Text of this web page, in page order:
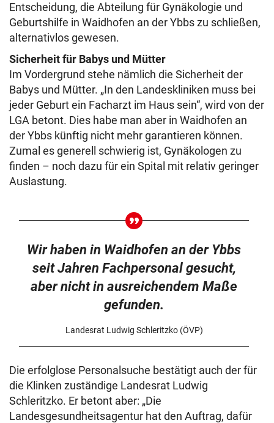
Entscheidung, die Abteilung für Gynäkologie und
Geburtshilfe in Waidhofen an der Ybbs zu schließen,
alternativlos gewesen.
Sicherheit für Babys und Mütter
Im Vordergrund stehe nämlich die Sicherheit der
Babys und Mütter. „In den Landeskliniken muss bei
jeder Geburt ein Facharzt im Haus sein“, wird von der
LGA betont. Dies habe man aber in Waidhofen an
der Ybbs künftig nicht mehr garantieren können.
Zumal es generell schwierig ist, Gynäkologen zu
finden – noch dazu für ein Spital mit relativ geringer
Auslastung.
Wir haben in Waidhofen an der Ybbs
seit Jahren Fachpersonal gesucht,
aber nicht in ausreichendem Maße
gefunden.
Landesrat Ludwig Schleritzko (ÖVP)
Die erfolglose Personalsuche bestätigt auch der für
die Klinken zuständige Landesrat Ludwig
Schleritzko. Er betont aber: „Die
Landesgesundheitsagentur hat den Auftrag, dafür